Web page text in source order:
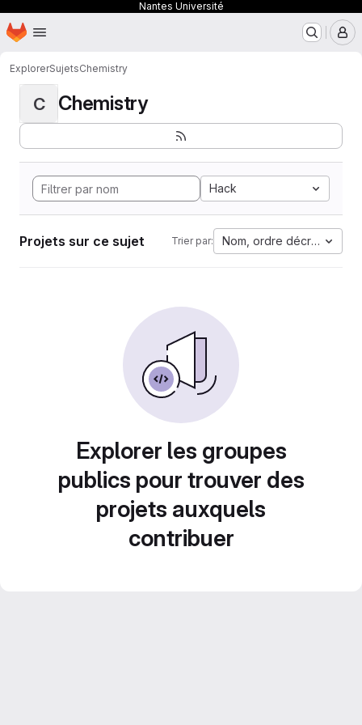
Nantes Université
Passer au contenu principal
Page d'accueil
ExplorerSujetsChemistry
C Chemistry
Hack
Projets sur ce sujet Trier par: Nom, ordre décroissant
Explorer les groupes
publics pour trouver des
projets auxquels
contribuer